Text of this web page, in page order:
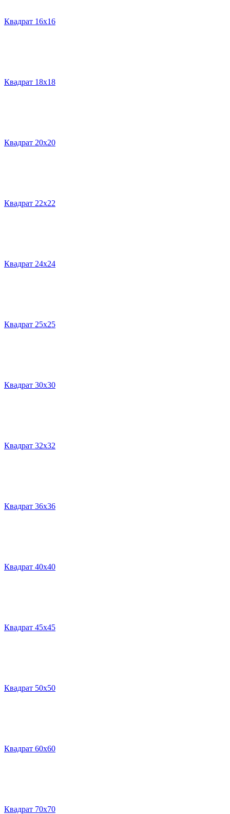
Квадрат 16х16
Квадрат 18х18
Квадрат 20х20
Квадрат 22х22
Квадрат 24х24
Квадрат 25х25
Квадрат 30х30
Квадрат 32х32
Квадрат 36х36
Квадрат 40х40
Квадрат 45х45
Квадрат 50х50
Квадрат 60х60
Квадрат 70х70